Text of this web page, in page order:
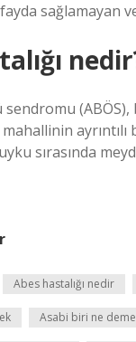
sağlamayan
(ABÖS),
sırasında
Abes hastalığı nedir
Asabi biri ne